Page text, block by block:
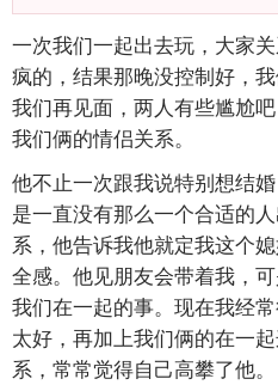
一次我们一起出去玩，大家
疯的，结果那晚没控制好，
我们再见面，两人有些尴尬
我们俩的情侣关系。
他不止一次跟我说特别想结
是一直没有那么一个合适的
系，他告诉我他就定我这个
全感。他见朋友会带着我，
我们在一起的事。现在我经
太好，再加上我们俩的在一
系，常常觉得自己高攀了他。